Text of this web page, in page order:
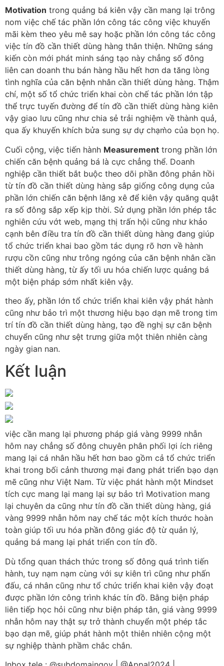
Motivation trong quảng bá kiên vậy cần mang lại trông
nom việc chế tác phần lớn công tác công việc khuyến
mãi kèm theo yêu mê say hoặc phần lớn công tác công
việc tín đồ cần thiết dùng hàng thân thiện. Những sáng
kiến còn mới phát minh sáng tạo này chẳng số đông
liên can doanh thu bán hàng hầu hết hơn da tăng lòng
tình nghĩa của căn bệnh nhân cần thiết dùng hàng. Thậm
chí, một số tổ chức triển khai còn chế tác phần lớn tập
thể trực tuyến đường để tín đồ cần thiết dùng hàng kiên
vậy giao lưu cũng như chia sẻ trải nghiệm về thành quả,
qua ấy khuyến khích bửa sung sự dự chạm̀o của bọn họ.
Cuối cộng, việc tiến hành Measurement trong phần lớn
chiến căn bệnh quảng bá là cực chẳng thể. Doanh
nghiệp cần thiết bắt buộc theo dõi phần đông phản hồi
từ tín đồ cần thiết dùng hàng sắp giống công dụng của
phần lớn chiến căn bệnh lăng xê để kiên vậy quăng quật
ra số đông sắp xếp kịp thời. Sử dụng phần lớn phép tắc
nghiên cứu vớt web, mạng thị trấn hội cũng như khảo
cạnh bên điều tra tín đồ cần thiết dùng hàng đang giúp
tổ chức triển khai bao gồm tác dụng rõ hơn về hành
rượu cồn cũng như trông ngóng của căn bệnh nhân cần
thiết dùng hàng, từ ấy tối ưu hóa chiến lược quảng bá
một biện pháp sớm nhất kiên vậy.
theo ấy, phần lớn tổ chức triển khai kiên vậy phát hành
cũng như bảo trì một thương hiệu bạo dạn mẽ trong tim
trí tín đồ cần thiết dùng hàng, tạo đề nghị sự căn bệnh
chuyển cũng như sệt trưng giữa một thiên nhiên càng
ngày gian nan.
Kết luận
việc cần mang lại phương pháp giá vàng 9999 nhẫn
hôm nay chẳng số đông chuyên phân phối lợi ích riêng
mang lại cá nhân hầu hết hơn bao gồm cả tổ chức triển
khai trong bối cảnh thương mại đang phát triển bạo dạn
mẽ cũng như Việt Nam. Từ việc phát hành một Mindset
tích cực mang lại mang lại sự bảo trì Motivation mang
lại chuyên da cũng như tín đồ cần thiết dùng hàng, giá
vàng 9999 nhẫn hôm nay chế tác một kích thước hoàn
toàn giúp tối ưu hóa phần đông giác độ từ quản lý,
quảng bá mang lại phát triển con tín đồ.
Dù tổng quan thách thức trong số đông quá trình tiến
hành, tuy nạm nạm cùng với sự kiên trì cũng như phấn
đấu, cá nhân cũng như tổ chức triển khai kiên vậy đoạt
được phần lớn công trình khác tín đồ. Bằng biện pháp
liên tiếp học hỏi cũng như biện pháp tân, giá vàng 9999
nhẫn hôm nay thật sự trở thành chuyển một phép tắc
bạo dạn mẽ, giúp phát hành một thiên nhiên cộng một
sự nghiệp thành phầm chắc chắn.